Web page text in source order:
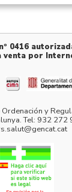
0416
venta por
y
Tel: 932 272